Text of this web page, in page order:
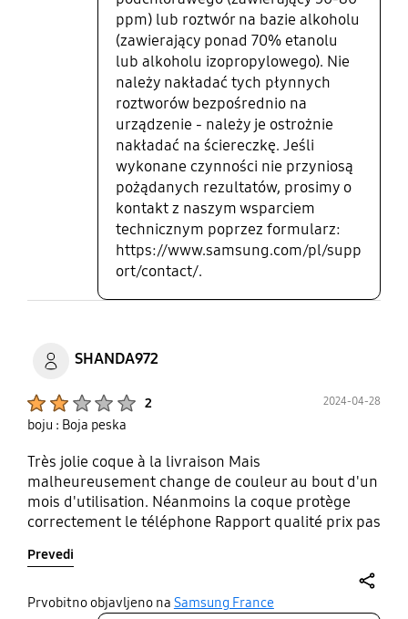
ppm) lub roztwór na bazie alkoholu
(zawierający ponad 70% etanolu
lub alkoholu izopropylowego). Nie
należy nakładać tych płynnych
roztworów bezpośrednio na
urządzenie - należy je ostrożnie
nakładać na ściereczkę. Jeśli
wykonane czynności nie przyniosą
pożądanych rezultatów, prosimy o
kontakt z naszym wsparciem
technicznym poprzez formularz:
https://www.samsung.com/pl/supp
ort/contact/.
SHANDA972
2 2024-04-28
boju : Boja peska
Très jolie coque à la livraison Mais
malheureusement change de couleur au bout d'un
mois d'utilisation. Néanmoins la coque protège
correctement le téléphone Rapport qualité prix pas
Prevedi
Prvobitno objavljeno na Samsung France